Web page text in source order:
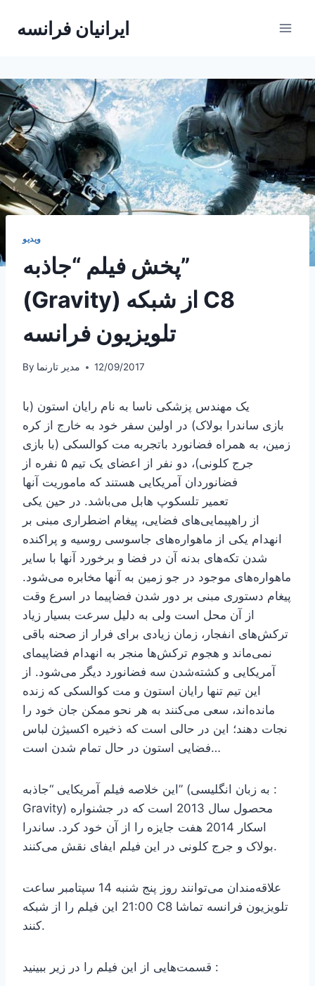
ایرانیان فرانسه
ویدیو
پخش فیلم “جاذبه”
(Gravity) از شبکه C8
تلویزیون فرانسه
By مدیر تارنما 12/09/2017
یک مهندس پزشکی ناسا به نام رایان استون (با
بازی ساندرا بولاک) در اولین سفر خود به خارج از کره
زمین، به همراه فضانورد باتجربه مت کوالسکی (با بازی
جرج کلونی)، دو نفر از اعضای یک تیم ۵ نفره از
فضانوردان آمریکایی هستند که ماموریت آنها
تعمیر تلسکوپ هابل می‌باشد. در حین یکی
از راهپیمایی‌های فضایی، پیغام اضطراری مبنی بر
انهدام یکی از ماهواره‌های جاسوسی روسیه و پراکنده
شدن تکه‌های بدنه آن در فضا و برخورد آنها با سایر
ماهواره‌های موجود در جو زمین به آنها مخابره می‌شود.
پیغام دستوری مبنی بر دور شدن فضاپیما در اسرع وقت
از آن محل است ولی به دلیل سرعت بسیار زیاد
ترکش‌های انفجار، زمان زیادی برای فرار از صحنه باقی
نمی‌ماند و هجوم ترکش‌ها منجر به انهدام فضاپیمای
آمریکایی و کشته‌شدن سه فضانورد دیگر می‌شود. از
این تیم تنها رایان استون و مت کوالسکی که زنده
مانده‌اند، سعی می‌کنند به هر نحو ممکن جان خود را
نجات دهند؛ این در حالی است که ذخیره اکسیژن لباس
فضایی استون در حال تمام شدن است…
این خلاصه فیلم آمریکایی “جاذبه” (به زبان انگلیسی :
Gravity) محصول سال 2013 است که در جشنواره
اسکار 2014 هفت جایزه را از آن خود کرد. ساندرا
بولاک و جرج کلونی در این فیلم ایفای نقش می‌کنند.
علاقه‌مندان می‌توانند روز پنج شنبه 14 سپتامبر ساعت
21:00 این فیلم را از شبکه C8 تلویزیون فرانسه تماشا
کنند.
قسمت‌هایی از این فیلم را در زیر ببینید :